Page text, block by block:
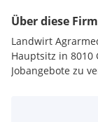
Über diese
Landwirt
Hauptsitz in 8010
Jobangebote zu